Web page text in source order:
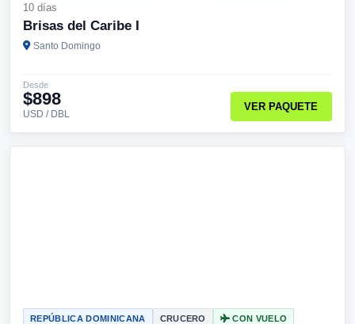
10 días
Brisas del Caribe I
Santo Domingo
Desde
$898
USD / DBL
VER PAQUETE
REPÚBLICA DOMINICANA CRUCERO CON VUELO